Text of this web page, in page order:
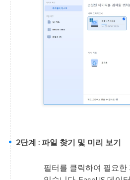
2단계 : 파일 찾기 및 미리 보기
필터를 클릭하여 필요한